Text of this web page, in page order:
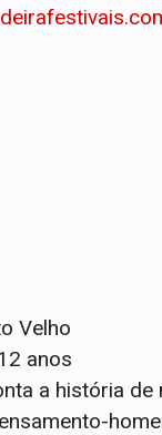
Velho
anos
a história